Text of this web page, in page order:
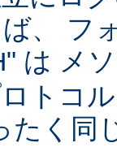
、 フ
" は メ
トコ
たく同